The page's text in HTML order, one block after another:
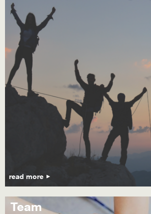
read more
Team